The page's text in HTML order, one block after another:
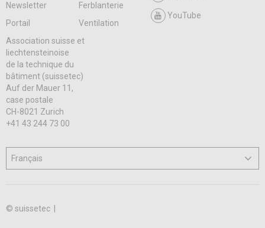
Newsletter
Ferblanterie
Portail
Ventilation
YouTube
Association suisse et
liechtensteinoise
de la technique du
bâtiment (suissetec)
Auf der Mauer 11,
case postale
CH-8021 Zurich
+41 43 244 73 00
© suissetec |